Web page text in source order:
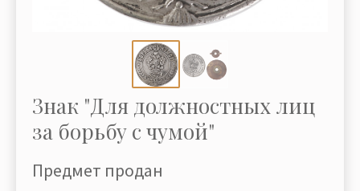
Знак "Для должностных лиц
за борьбу с чумой"
Предмет продан